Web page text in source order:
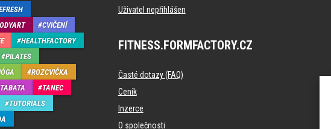
CVIČENÍ
HEALTHFACTORY
PILATES
ROZCVIČKA
TABATA
TANEC
TUTORIALS
Uživatel nepřihlášen
FITNESS.FORMFACTORY.CZ
Časté dotazy (FAQ)
Ceník
Inzerce
O společnosti